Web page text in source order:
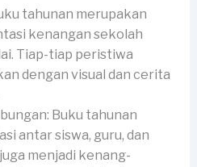
tahunan merupakan
kenangan sekolah
Tiap-tiap peristiwa
dengan visual dan cerita
Buku tahunan
antar siswa, guru, dan
menjadi kenang-